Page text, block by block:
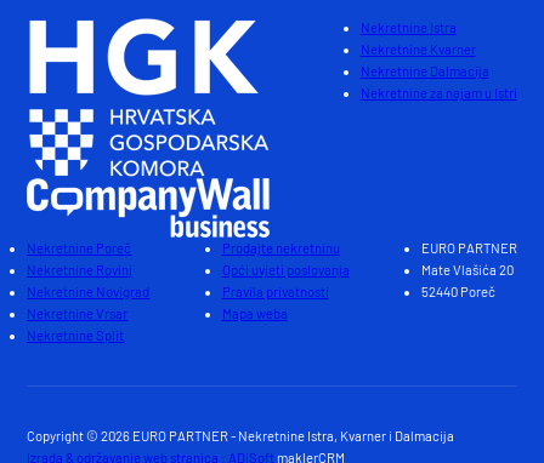
Nekretnine Istra
Nekretnine Kvarner
Nekretnine Dalmacija
Nekretnine za najam u Istri
Nekretnine Poreč
Nekretnine Rovinj
Nekretnine Novigrad
Nekretnine Vrsar
Nekretnine Split
Prodajte nekretninu
Opći uvjeti poslovanja
Pravila privatnosti
Mapa weba
EURO PARTNER
Mate Vlašića 20
52440 Poreč
Copyright © 2026 EURO PARTNER - Nekretnine Istra, Kvarner i Dalmacija
Izrada & održavanje web stranica : ADiSoft maklerCRM